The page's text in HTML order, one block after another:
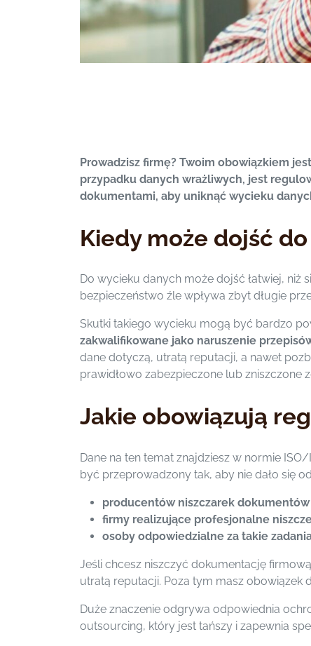
Prowadzisz firmę? Twoim obowiązkiem
przypadku danych wrażliwych, jest
dokumentami, aby uniknąć wycieku
Kiedy może dojść
Do wycieku danych może dojść łatwiej,
bezpieczeństwo źle wpływa zbyt długie
Skutki takiego wycieku mogą być bardzo
zakwalifikowane jako naruszenie
dane dotyczą, utratą reputacji, a nawet
prawidłowo zabezpieczone lub zniszczone
Jakie obowiązują
Dane na ten temat znajdziesz w normie
być przeprowadzony tak, aby nie dało się
producentów niszczarek dokumentów
firmy realizujące profesjonalne
osoby odpowiedzialne za takie
Jeśli chcesz niszczyć dokumentację
utratą reputacji. Poza tym masz
Duże znaczenie odgrywa odpowiednia
outsourcing, który jest tańszy i zapewnia